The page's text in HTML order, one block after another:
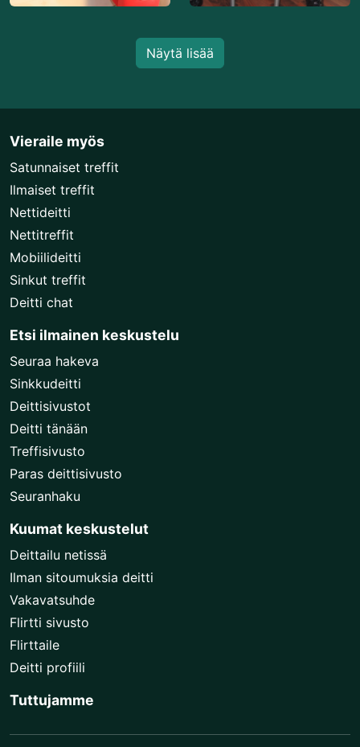
Näytä lisää
Vieraile myös
Satunnaiset treffit
Ilmaiset treffit
Nettideitti
Nettitreffit
Mobiilideitti
Sinkut treffit
Deitti chat
Etsi ilmainen keskustelu
Seuraa hakeva
Sinkkudeitti
Deittisivustot
Deitti tänään
Treffisivusto
Paras deittisivusto
Seuranhaku
Kuumat keskustelut
Deittailu netissä
Ilman sitoumuksia deitti
Vakavatsuhde
Flirtti sivusto
Flirttaile
Deitti profiili
Tuttujamme